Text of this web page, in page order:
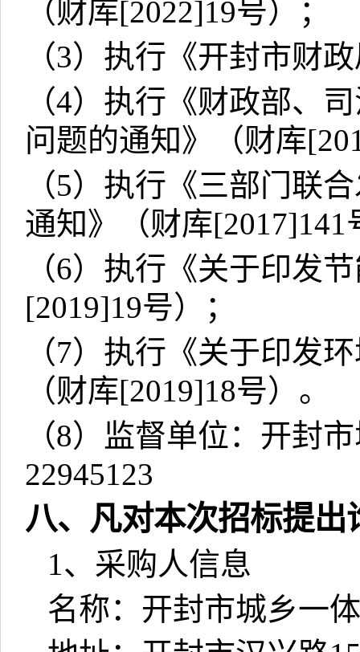
（财库[2022]19号）；
（3）执行《开封市财
（4）执行《财政部、
问题的通知》（财库
（5）执行《三部门联
通知》（财库[2017]141
（6）执行《关于印发
[2019]19号）；
（7）执行《关于印发
（财库[2019]18号）。
（8）监督单位：开封
22945123
八、凡对本次招标提
1、采购人信息
名称：开封市城乡一